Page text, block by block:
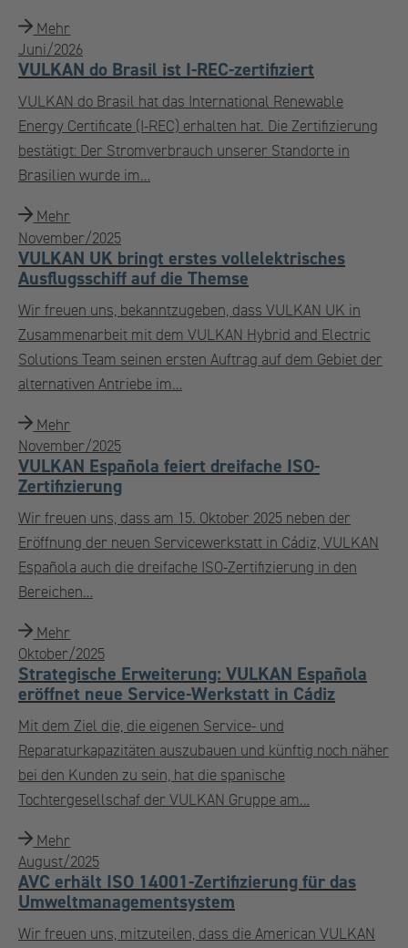
Mehr
Juni/2026
VULKAN do Brasil ist I-REC-zertifiziert
VULKAN do Brasil hat das International Renewable
Energy Certificate (I-REC) erhalten hat. Die Zertifizierung
bestätigt: Der Stromverbrauch unserer Standorte in
Brasilien wurde im…
Mehr
November/2025
VULKAN UK bringt erstes vollelektrisches
Ausflugsschiff auf die Themse
Wir freuen uns, bekanntzugeben, dass VULKAN UK in
Zusammenarbeit mit dem VULKAN Hybrid and Electric
Solutions Team seinen ersten Auftrag auf dem Gebiet der
alternativen Antriebe im…
Mehr
November/2025
VULKAN Española feiert dreifache ISO-
Zertifizierung
Wir freuen uns, dass am 15. Oktober 2025 neben der
Eröffnung der neuen Servicewerkstatt in Cádiz, VULKAN
Española auch die dreifache ISO-Zertifizierung in den
Bereichen…
Mehr
Oktober/2025
Strategische Erweiterung: VULKAN Española
eröffnet neue Service-Werkstatt in Cádiz
Mit dem Ziel die, die eigenen Service- und
Reparaturkapazitäten auszubauen und künftig noch näher
bei den Kunden zu sein, hat die spanische
Tochtergesellschaf der VULKAN Gruppe am…
Mehr
August/2025
AVC erhält ISO 14001-Zertifizierung für das
Umweltmanagementsystem
Wir freuen uns, mitzuteilen, dass die American VULKAN